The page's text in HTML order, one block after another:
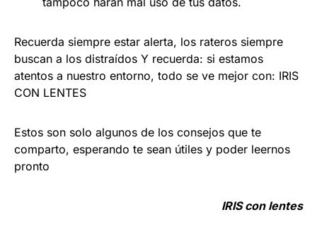
Recuerda siempre estar alerta, los rateros siempre
buscan a los distraídos Y recuerda: si estamos
atentos a nuestro entorno, todo se ve mejor con: IRIS
CON LENTES
Estos son solo algunos de los consejos que te
comparto, esperando te sean útiles y poder leernos
pronto
IRIS con lentes